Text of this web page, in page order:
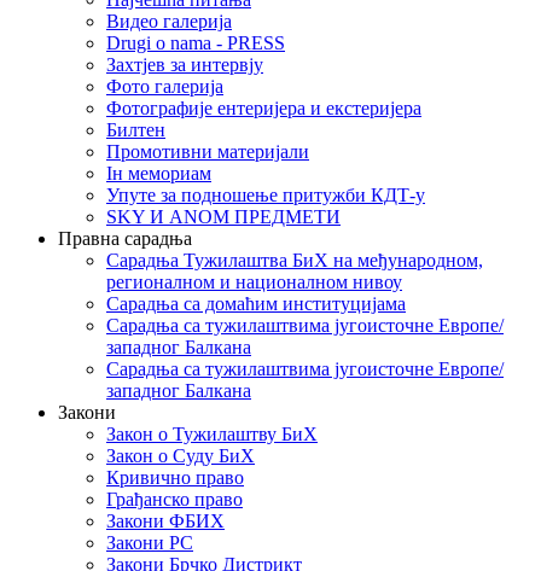
Видео галерија
Drugi o nama - PRESS
Захтјев за интервју
Фото галерија
Фотографије ентеријера и екстеријера
Билтен
Промотивни материјали
Iн мемориам
Упуте за подношење притужби КДТ-у
SKY И ANOM ПРЕДМЕТИ
Правна сарадња
Сарадња Тужилаштва БиХ на међународном,
регионалном и националном нивоу
Сарадња са домаћим институцијама
Сарадња са тужилаштвима југоисточне Европе/
западног Балкана
Сарадња са тужилаштвима југоисточне Европе/
западног Балкана
Закони
Закон о Тужилаштву БиХ
Закон о Суду БиХ
Кривично право
Грађанско право
Закони ФБИХ
Закони РС
Закони Брчко Дистрикт